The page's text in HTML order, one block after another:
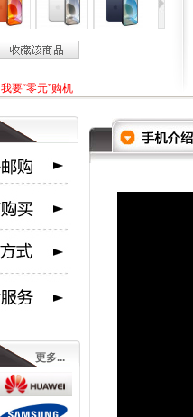
我要“零元”购机
更多...